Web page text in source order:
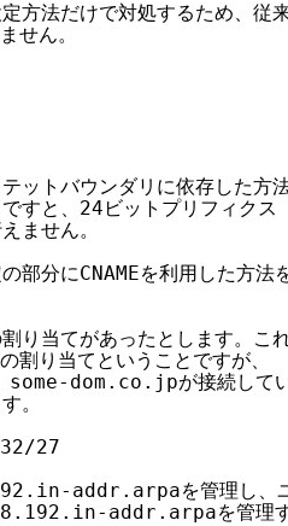
方法だけで対処するため、従
せん。
ットバウンダリに依存した方
すと、24ビットプリフィクス
ません。
部分にCNAMEを利用した方法
当てがあったとします。こ
り当てということですが、
dom.co.jpが接続してい
。
27
addr.arpaを管理し、
addr.arpaを管理